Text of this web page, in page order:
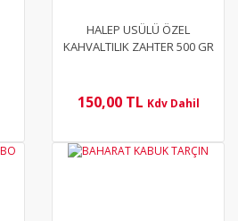
HALEP USÜLÜ ÖZEL
KAHVALTILIK ZAHTER 500 GR
150,00 TL Kdv Dahil